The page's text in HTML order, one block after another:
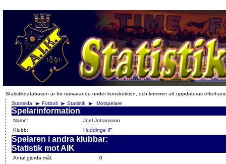
Statistikdatabasen är för närvarande under konstruktion, och kommer att uppdateras
Startsida
Fotboll Statistik Motspelare
Spelarinformation
Namn:
Joel Johansson
Klubb:
Huddinge IF
Spelaren i andra klubbar:
Statistik mot AIK
Antal gjorda mål:
0